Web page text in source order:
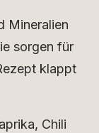
Mineralien
sorgen für
klappt
Chili